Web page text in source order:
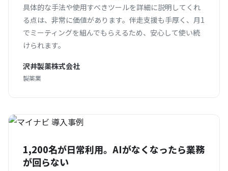
具体的な手法や使用すべきツールを詳細に説明してくれ
る点は、非常に価値があります。伴走支援も手厚く、月1
でミーティングを組んでもらえるため、安心して使い続
けられます。
沢井製薬株式会社
製薬業
1,200名が日常利用。AIがなくなったら業務
が回らない